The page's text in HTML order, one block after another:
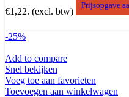
€1,22. (excl. btw)
Prijsopgave
-25%
Add to compare
Snel bekijken
Voeg toe aan favorieten
Toevoegen aan winkelwagen